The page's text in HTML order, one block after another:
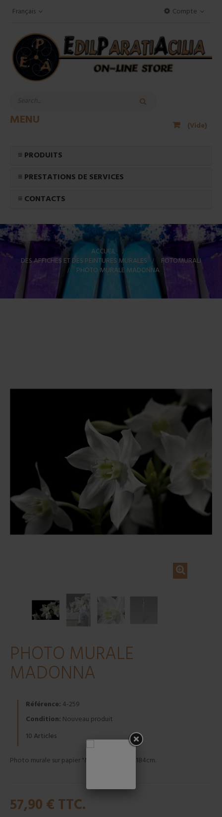
Compte
Français
(Vide)
MENU
≡ PRODUITS
≡ PRESTATIONS DE SERVICES
≡ CONTACTS
ACCUEIL >
DES AFFICHES ET DES PEINTURES MURALES >
FOTOMURALI
>
PHOTO MURALE MADONNA
PHOTO MURALE
MADONNA
Référence: 4-259
Condition: Nouveau produit
10 Articles
Photo murale sur papier "MADONNA" 254x184cm.
57,90 € TTC.